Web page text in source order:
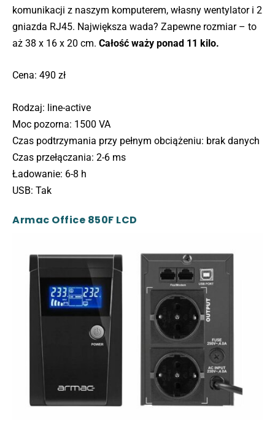
komunikacji z naszym komputerem, własny wentylator i 2
gniazda RJ45. Największa wada? Zapewne rozmiar – to
aż 38 x 16 x 20 cm. Całość waży ponad 11 kilo.
Cena: 490 zł
Rodzaj: line-active
Moc pozorna: 1500 VA
Czas podtrzymania przy pełnym obciążeniu: brak danych
Czas przełączania: 2-6 ms
Ładowanie: 6-8 h
USB: Tak
Armac Office 850F LCD